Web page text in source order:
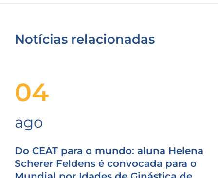
Notícias relacionadas
04
ago
Do CEAT para o mundo: aluna Helena
Scherer Feldens é convocada para o